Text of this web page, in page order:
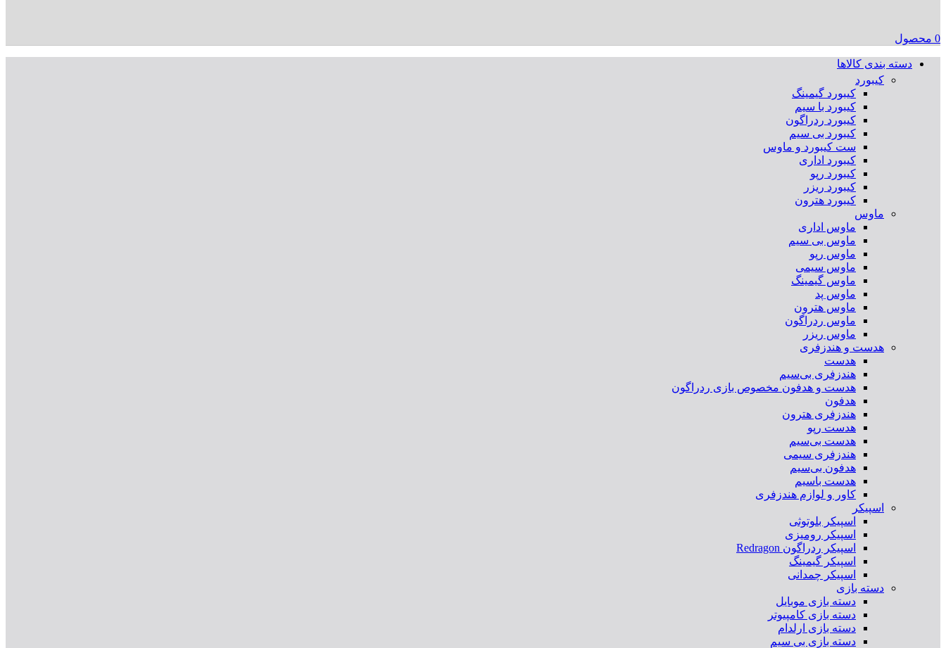
0 محصول
دسته بندی کالاها
کیبورد
کیبورد گیمینگ
کیبورد با سیم
کیبورد ردراگون
کیبورد بی سیم
ست کیبورد و ماوس
کیبورد اداری
کیبورد رپو
کیبورد ریزر
کیبورد هترون
ماوس
ماوس اداری
ماوس بی سیم
ماوس رپو
ماوس سیمی
ماوس گیمینگ
ماوس پد
ماوس هترون
ماوس ردراگون
ماوس ریزر
هدست و هندزفری
هدست
هندزفری بی‌سیم
هدست و هدفون مخصوص بازی ردراگون
هدفون
هندزفری هترون
هدست رپو
هدست بی‌سیم
هندزفری سیمی
هدفون بی‌سیم
هدست باسیم
کاور و لوازم هندزفری
اسپیکر
اسپیکر بلوتوثی
اسپیکر رومیزی
اسپیکر ردراگون Redragon
اسپیکر گیمینگ
اسپیکر چمدانی
دسته بازی
دسته بازی موبایل
دسته بازی کامپیوتر
دسته بازی ارلدام
دسته بازی بی سیم